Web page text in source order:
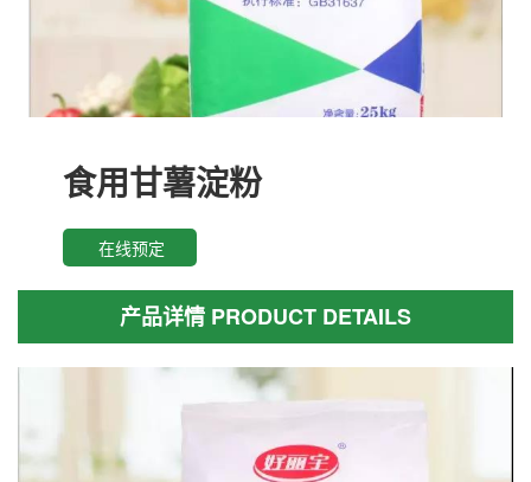
食用甘薯淀粉
在线预定
产品详情 PRODUCT DETAILS